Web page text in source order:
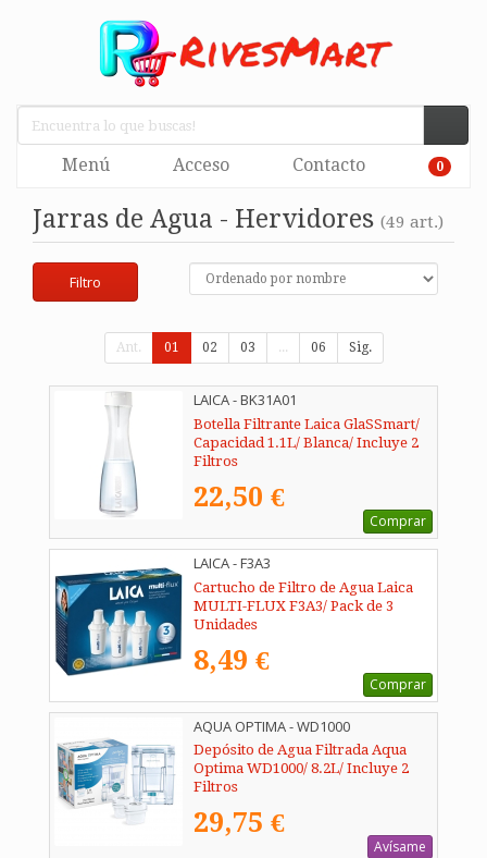
Menú Acceso Contacto 0
Jarras de Agua - Hervidores (49 art.)
Filtro
Ant. 01 02 03 ... 06 Sig.
LAICA - BK31A01
Botella Filtrante Laica GlaSSmart/
Capacidad 1.1L/ Blanca/ Incluye 2
Filtros
22,50 €
Comprar
LAICA - F3A3
Cartucho de Filtro de Agua Laica
MULTI-FLUX F3A3/ Pack de 3
Unidades
8,49 €
Comprar
AQUA OPTIMA - WD1000
Depósito de Agua Filtrada Aqua
Optima WD1000/ 8.2L/ Incluye 2
Filtros
29,75 €
Avísame